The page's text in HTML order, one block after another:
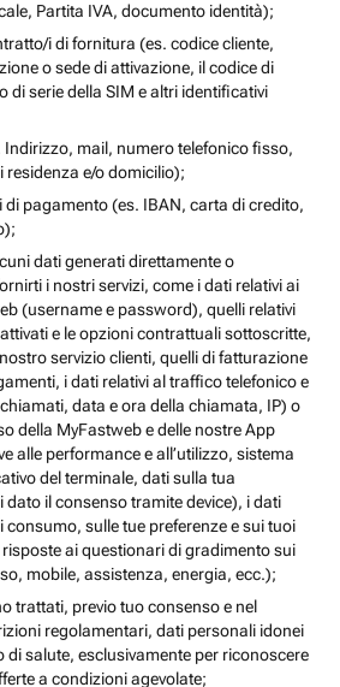
Partita IVA, documento identità);
i di fornitura (es. codice cliente,
o sede di attivazione, il codice di
di serie della SIM e altri identificativi
Indirizzo, mail, numero telefonico fisso,
residenza e/o domicilio);
di pagamento (es. IBAN, carta di credito,
dati generati direttamente o
i nostri servizi, come i dati relativi ai
(username e password), quelli relativi
e le opzioni contrattuali sottoscritte,
servizio clienti, quelli di fatturazione
i dati relativi al traffico telefonico e
data e ora della chiamata, IP) o
della MyFastweb e delle nostre App
alle performance e all’utilizzo, sistema
del terminale, dati sulla tua
dato il consenso tramite device), i dati
consumo, sulle tue preferenze e sui tuoi
risposte ai questionari di gradimento sui
mobile, assistenza, energia, ecc.);
trattati, previo tuo consenso e nel
regolamentari, dati personali idonei
di salute, esclusivamente per riconoscere
a condizioni agevolate;